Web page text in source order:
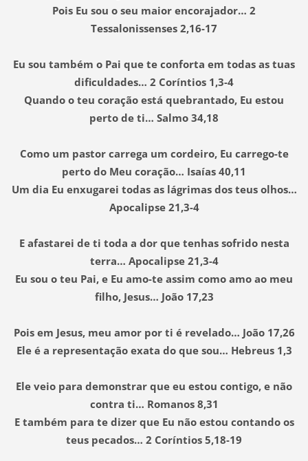
Pois Eu sou o seu maior encorajador… 2
Tessalonissenses 2,16-17
Eu sou também o Pai que te conforta em todas as tuas
dificuldades… 2 Coríntios 1,3-4
Quando o teu coração está quebrantado, Eu estou
perto de ti… Salmo 34,18
Como um pastor carrega um cordeiro, Eu carrego-te
perto do Meu coração… Isaías 40,11
Um dia Eu enxugarei todas as lágrimas dos teus olhos…
Apocalipse 21,3-4
E afastarei de ti toda a dor que tenhas sofrido nesta
terra… Apocalipse 21,3-4
Eu sou o teu Pai, e Eu amo-te assim como amo ao meu
filho, Jesus… João 17,23
Pois em Jesus, meu amor por ti é revelado… João 17,26
Ele é a representação exata do que sou… Hebreus 1,3
Ele veio para demonstrar que eu estou contigo, e não
contra ti… Romanos 8,31
E também para te dizer que Eu não estou contando os
teus pecados… 2 Coríntios 5,18-19